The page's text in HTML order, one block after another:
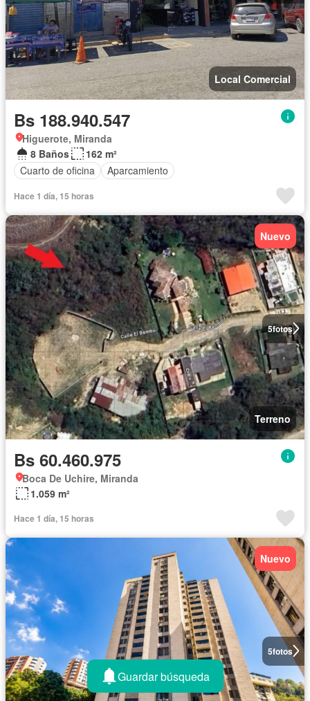
Local Comercial
Bs 188.940.547
Higuerote, Miranda
8 Baños
162 m²
Cuarto de oficina
Aparcamiento
Hace 1 día, 15 horas
5fotos
Nuevo
Terreno
Bs 60.460.975
Boca De Uchire, Miranda
1.059 m²
Hace 1 día, 15 horas
5fotos
Nuevo
Guardar búsqueda